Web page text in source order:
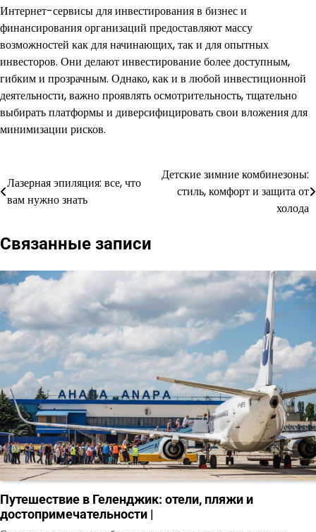
Интернет-сервисы для инвестирования в бизнес и
финансирования организаций предоставляют массу
возможностей как для начинающих, так и для опытных
инвесторов. Они делают инвестирование более доступным,
гибким и прозрачным. Однако, как и в любой инвестиционной
деятельности, важно проявлять осмотрительность, тщательно
выбирать платформы и диверсифицировать свои вложения для
минимизации рисков.
Навигация
по
Лазерная эпиляция: все, что
вам нужно знать
Детские зимние комбинезоны:
стиль, комфорт и защита от
холода
Связанные записи
Путешествие в Геленджик: отели, пляжи и
достопримечательности |